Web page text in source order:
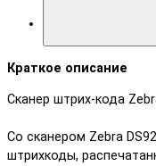
Краткое описание
Сканер штрих-кода
Со сканером Zebra
штрихкоды,